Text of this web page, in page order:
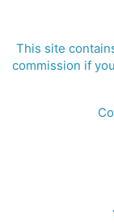
This site
commission if